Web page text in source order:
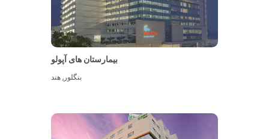
بیمارستان های آپولو
بنگلور,هند